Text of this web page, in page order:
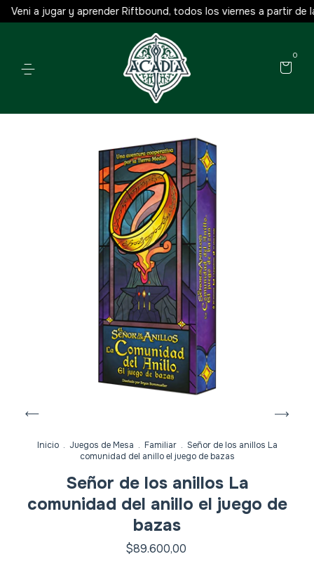
a jugar y aprender Riftbound, todos los viernes a partir de las
0
Inicio . Juegos de Mesa . Familiar . Señor de los anillos La
comunidad del anillo el juego de bazas
Señor de los anillos La
comunidad del anillo el juego de
bazas
$89.600,00